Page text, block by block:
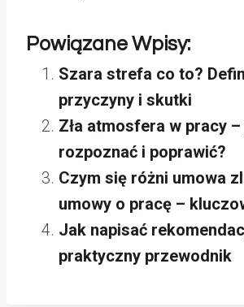
Powiązane Wpisy:
Szara strefa co to?
przyczyny i skutki
Zła atmosfera w pracy
rozpoznać i poprawić?
Czym się różni umowa
umowy o pracę –
Jak napisać
praktyczny przewodnik